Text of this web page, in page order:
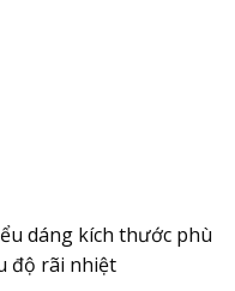
dáng kích thước phù
độ rãi nhiệt